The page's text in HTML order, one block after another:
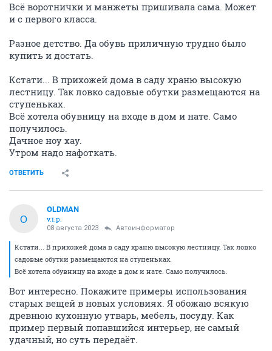
Всё воротнички и манжеты пришивала сама. Может
и с первого класса.
Разное детство. Да обувь приличную трудно было
купить и достать.
Кстати... В прихожей дома в саду храню высокую
лестницу. Так ловко садовые обутки размещаются на
ступеньках.
Всё хотела обувницу на входе в дом и нате. Само
получилось.
Дачное ноу хау.
Утром надо нафоткать.
ОТВЕТИТЬ
O
OLDMAN
v.i.p.
08 августа 2023 Автоинформатор
Кстати... В прихожей дома в саду храню высокую лестницу. Так ловко
садовые обутки размещаются на ступеньках.
Всё хотела обувницу на входе в дом и нате. Само получилось.
Вот интересно. Покажите примеры использования
старых вещей в новых условиях. Я обожаю всякую
древнюю кухонную утварь, мебель, посуду. Как
пример первый попавшийся интерьер, не самый
удачный, но суть передаёт.